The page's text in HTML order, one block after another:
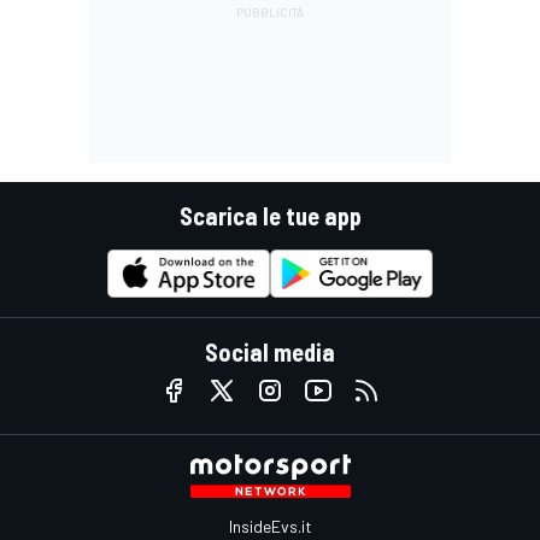
Scarica le tue app
Social media
InsideEvs.it